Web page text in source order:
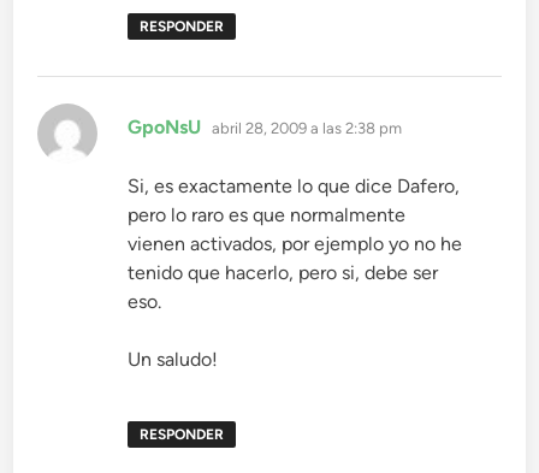
RESPONDER
GpoNsU dice:
abril 28, 2009 a las 2:38 pm
Si, es exactamente lo que dice Dafero,
pero lo raro es que normalmente
vienen activados, por ejemplo yo no he
tenido que hacerlo, pero si, debe ser
eso.
Un saludo!
RESPONDER